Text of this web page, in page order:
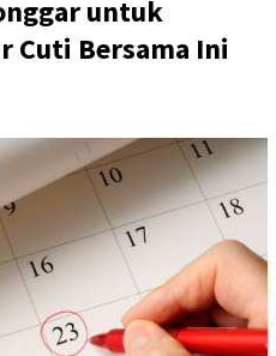
untuk
Cuti Bersama Ini